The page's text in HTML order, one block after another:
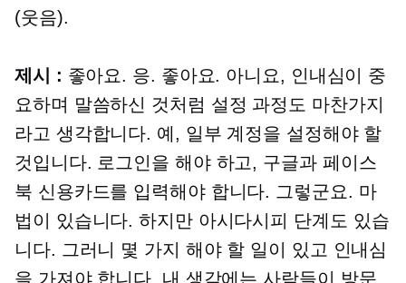
(웃음).
제시 : 좋아요. 응. 좋아요. 아니요, 인내심이 중
요하며 말씀하신 것처럼 설정 과정도 마찬가지
라고 생각합니다. 예, 일부 계정을 설정해야 할
것입니다. 로그인을 해야 하고, 구글과 페이스
북 신용카드를 입력해야 합니다. 그렇군요. 마
법이 있습니다. 하지만 아시다시피 단계도 있습
니다. 그러니 몇 가지 해야 할 일이 있고 인내심
을 가져야 합니다. 내 생각에는 사람들이 방문